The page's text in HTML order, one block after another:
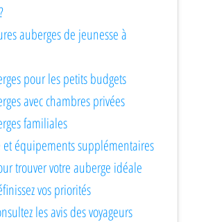
auberges de jeunesse à
pour les petits budgets
avec chambres privées
familiales
et équipements supplémentaires
trouver votre auberge idéale
vos priorités
les avis des voyageurs